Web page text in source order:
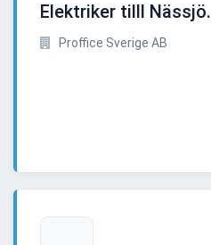
Elektriker tilll Nässjö.
Proffice Sverige AB